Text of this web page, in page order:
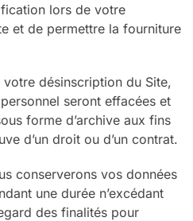
lors de votre
et de permettre la fourniture
désinscription du Site,
seront effacées et
forme d’archive aux fins
d’un droit ou d’un contrat.
conserverons vos données
une durée n’excédant
des finalités pour